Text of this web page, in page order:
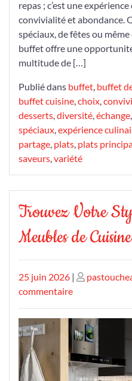
repas ; c’est une
convivialité et abondance.
spéciaux, de fêtes ou
buffet offre une
multitude de […]
Publié dans buffet, buffet
buffet cuisine,choix,
desserts,diversité,échange,
spéciaux,expérience
partage, plats, plats
saveurs,variété
Trouvez Votre
Meubles de
Publié
le
25 juin 2026 | Publié
commentairesur
Votre
Style
Culinaire
avec
les